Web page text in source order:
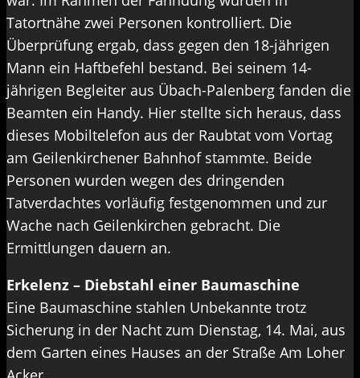
Tatortnähe zwei Personen kontrolliert. Die
Überprüfung ergab, dass gegen den 18-jährigen
Mann ein Haftbefehl bestand. Bei seinem 14-
jährigen Begleiter aus Übach-Palenberg fanden die
Beamten ein Handy. Hier stellte sich heraus, dass
dieses Mobiltelefon aus der Raubtat vom Vortag
am Geilenkirchener Bahnhof stammte. Beide
Personen wurden wegen des dringenden
Tatverdachtes vorläufig festgenommen und zur
Wache nach Geilenkirchen gebracht. Die
Ermittlungen dauern an.
Erkelenz – Diebstahl einer Baumaschine
Eine Baumaschine stahlen Unbekannte trotz
Sicherung in der Nacht zum Dienstag, 14. Mai, aus
dem Garten eines Hauses an der Straße Am Loher